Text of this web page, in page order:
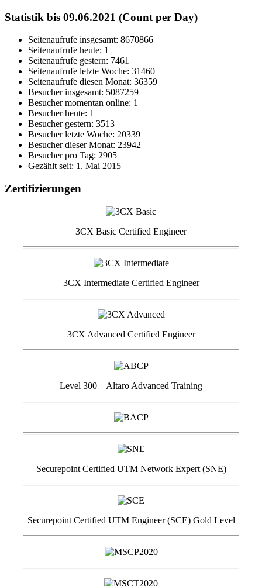
Statistik bis 09.06.2021 (Count per Day)
Seitenaufrufe insgesamt: 8670866
Seitenaufrufe heute: 1
Seitenaufrufe gestern: 7461
Seitenaufrufe letzte Woche: 31460
Seitenaufrufe diesen Monat: 36359
Besucher insgesamt: 5087259
Besucher momentan online: 1
Besucher heute: 1
Besucher gestern: 3513
Besucher letzte Woche: 20339
Besucher dieser Monat: 23942
Besucher pro Tag: 2905
Gezählt seit: 1. Mai 2015
Zertifizierungen
3CX Basic Certified Engineer
3CX Intermediate Certified Engineer
3CX Advanced Certified Engineer
Level 300 – Altaro Advanced Training
Securepoint Certified UTM Network Expert (SNE)
Securepoint Certified UTM Engineer (SCE) Gold Level